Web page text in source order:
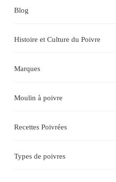
Blog
Histoire et Culture du Poivre
Marques
Moulin à poivre
Recettes Poivrées
Types de poivres